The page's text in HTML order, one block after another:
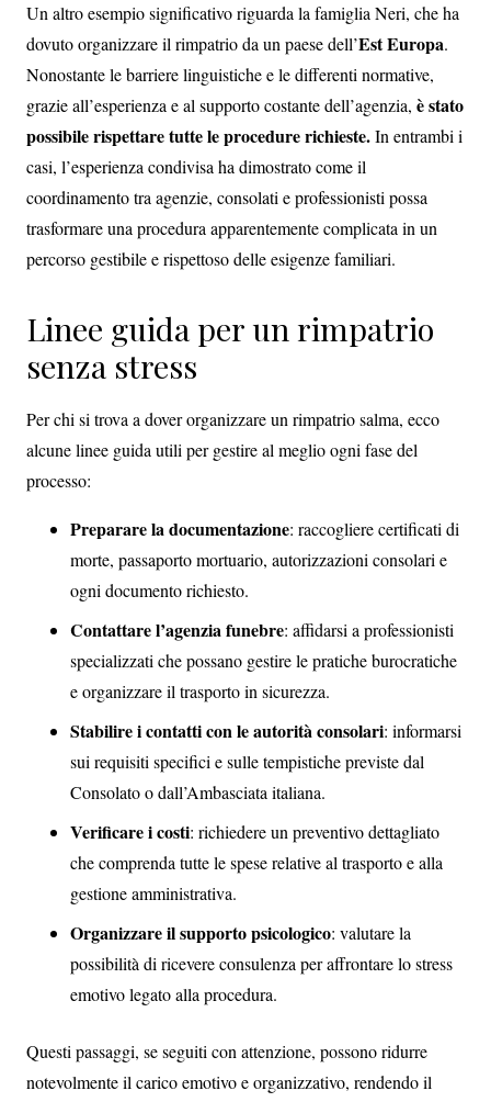
Un altro esempio significativo riguarda la famiglia Neri, che ha
dovuto organizzare il rimpatrio da un paese dell’Est Europa.
Nonostante le barriere linguistiche e le differenti normative,
grazie all’esperienza e al supporto costante dell’agenzia, è stato
possibile rispettare tutte le procedure richieste.In entrambi i
casi, l’esperienza condivisa ha dimostrato come il
coordinamento tra agenzie, consolati e professionisti possa
trasformare una procedura apparentemente complicata in un
percorso gestibile e rispettoso delle esigenze familiari.
Linee guida per un rimpatrio
senza stress
Per chi si trova a dover organizzare un rimpatrio salma, ecco
alcune linee guida utili per gestire al meglio ogni fase del
processo:
Preparare la documentazione: raccogliere certificati di
morte, passaporto mortuario, autorizzazioni consolari e
ogni documento richiesto.
Contattare l’agenzia funebre: affidarsi a professionisti
specializzati che possano gestire le pratiche burocratiche
e organizzare il trasporto in sicurezza.
Stabilire i contatti con le autorità consolari: informarsi
sui requisiti specifici e sulle tempistiche previste dal
Consolato o dall’Ambasciata italiana.
Verificare i costi: richiedere un preventivo dettagliato
che comprenda tutte le spese relative al trasporto e alla
gestione amministrativa.
Organizzare il supporto psicologico: valutare la
possibilità di ricevere consulenza per affrontare lo stress
emotivo legato alla procedura.
Questi passaggi, se seguiti con attenzione, possono ridurre
notevolmente il carico emotivo e organizzativo, rendendo il